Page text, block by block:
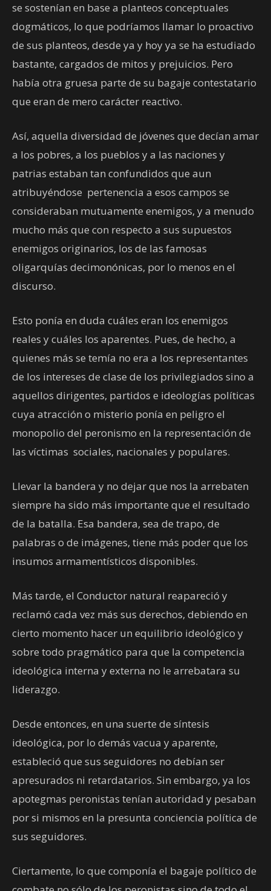
se sostenían en base a planteos conceptuales
dogmáticos, lo que podríamos llamar lo proactivo
de sus planteos, desde ya y hoy ya se ha estudiado
bastante, cargados de mitos y prejuicios. Pero
había otra gruesa parte de su bagaje contestatario
que eran de mero carácter reactivo.
Así, aquella diversidad de jóvenes que decían amar
a los pobres, a los pueblos y a las naciones y
patrias estaban tan confundidos que aun
atribuyéndose pertenencia a esos campos se
consideraban mutuamente enemigos, y a menudo
mucho más que con respecto a sus supuestos
enemigos originarios, los de las famosas
oligarquías decimonónicas, por lo menos en el
discurso.
Esto ponía en duda cuáles eran los enemigos
reales y cuáles los aparentes. Pues, de hecho, a
quienes más se temía no era a los representantes
de los intereses de clase de los privilegiados sino a
aquellos dirigentes, partidos e ideologías políticas
cuya atracción o misterio ponía en peligro el
monopolio del peronismo en la representación de
las víctimas sociales, nacionales y populares.
Llevar la bandera y no dejar que nos la arrebaten
siempre ha sido más importante que el resultado
de la batalla. Esa bandera, sea de trapo, de
palabras o de imágenes, tiene más poder que los
insumos armamentísticos disponibles.
Más tarde, el Conductor natural reapareció y
reclamó cada vez más sus derechos, debiendo en
cierto momento hacer un equilibrio ideológico y
sobre todo pragmático para que la competencia
ideológica interna y externa no le arrebatara su
liderazgo.
Desde entonces, en una suerte de síntesis
ideológica, por lo demás vacua y aparente,
estableció que sus seguidores no debían ser
apresurados ni retardatarios. Sin embargo, ya los
apotegmas peronistas tenían autoridad y pesaban
por si mismos en la presunta conciencia política de
sus seguidores.
Ciertamente, lo que componía el bagaje político de